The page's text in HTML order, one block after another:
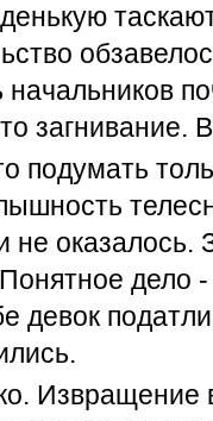
загнивание.
подумать
не оказалось.
дело
девок
Извращение